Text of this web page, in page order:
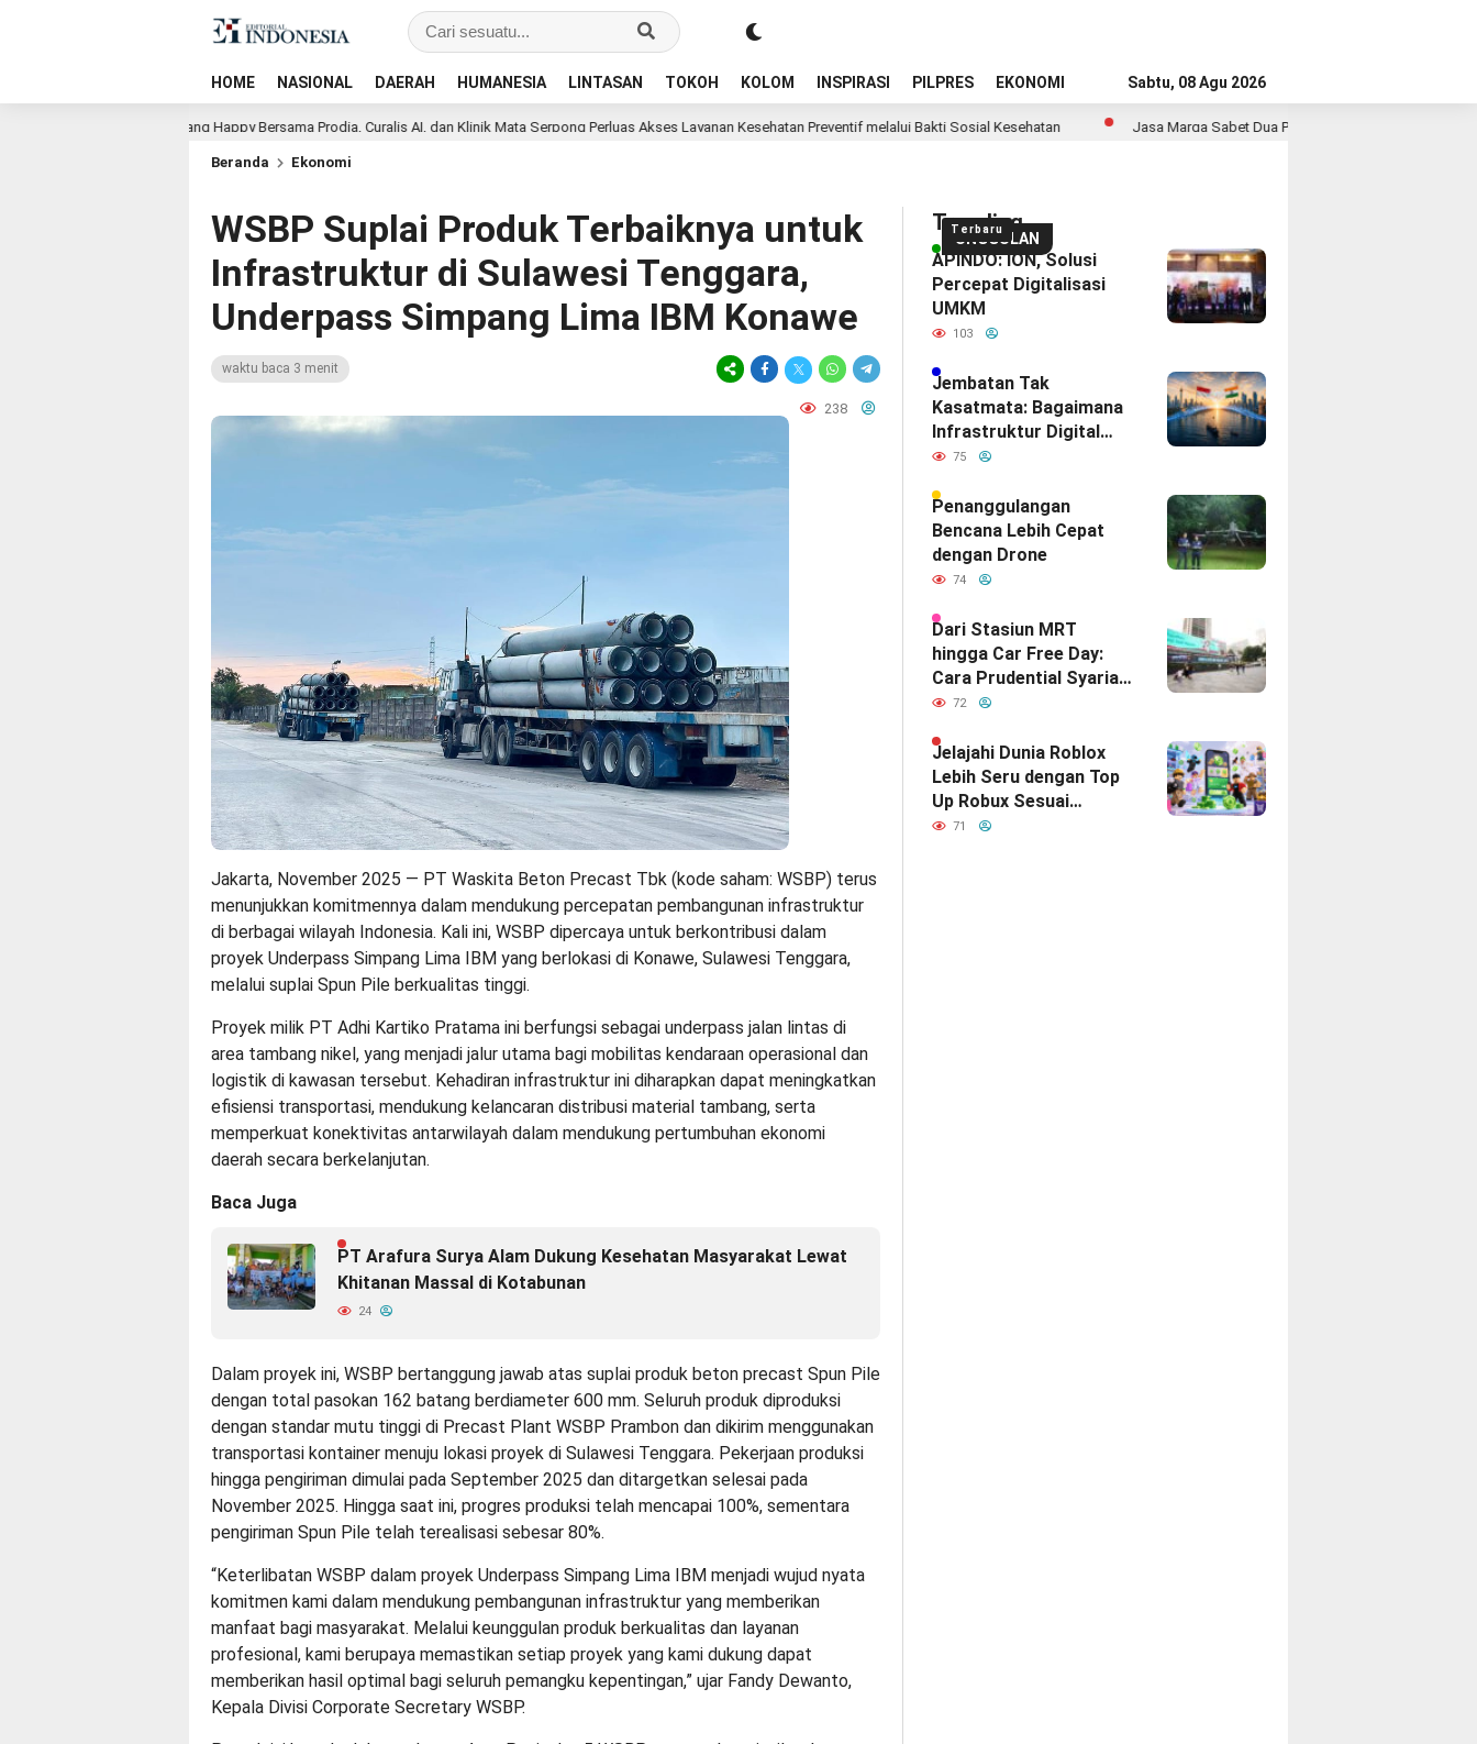
HOME NASIONAL DAERAH HUMANESIA LINTASAN TOKOH KOLOM INSPIRASI PILPRES EKONOMI Sabtu, 08 Agu 2026
Club Tangerang Happy Bersama Prodia, Curalis AI, dan Klinik Mata Serpong Perluas Akses Layanan Kesehatan Preventif melalui Bakti Sosial Kesehatan Jasa Marga Sabet Dua Penghargaan PR di Indonesia Public Relations
Beranda Ekonomi
WSBP Suplai Produk Terbaiknya untuk
Infrastruktur di Sulawesi Tenggara,
Underpass Simpang Lima IBM Konawe
waktu baca 3 menit
238
Jakarta, November 2025 — PT Waskita Beton Precast Tbk (kode saham: WSBP) terus
menunjukkan komitmennya dalam mendukung percepatan pembangunan infrastruktur
di berbagai wilayah Indonesia. Kali ini, WSBP dipercaya untuk berkontribusi dalam
proyek Underpass Simpang Lima IBM yang berlokasi di Konawe, Sulawesi Tenggara,
melalui suplai Spun Pile berkualitas tinggi.
Proyek milik PT Adhi Kartiko Pratama ini berfungsi sebagai underpass jalan lintas di
area tambang nikel, yang menjadi jalur utama bagi mobilitas kendaraan operasional dan
logistik di kawasan tersebut. Kehadiran infrastruktur ini diharapkan dapat meningkatkan
efisiensi transportasi, mendukung kelancaran distribusi material tambang, serta
memperkuat konektivitas antarwilayah dalam mendukung pertumbuhan ekonomi
daerah secara berkelanjutan.
Baca Juga
PT Arafura Surya Alam Dukung Kesehatan Masyarakat Lewat
Khitanan Massal di Kotabunan
24
Dalam proyek ini, WSBP bertanggung jawab atas suplai produk beton precast Spun Pile
dengan total pasokan 162 batang berdiameter 600 mm. Seluruh produk diproduksi
dengan standar mutu tinggi di Precast Plant WSBP Prambon dan dikirim menggunakan
transportasi kontainer menuju lokasi proyek di Sulawesi Tenggara. Pekerjaan produksi
hingga pengiriman dimulai pada September 2025 dan ditargetkan selesai pada
November 2025. Hingga saat ini, progres produksi telah mencapai 100%, sementara
pengiriman Spun Pile telah terealisasi sebesar 80%.
“Keterlibatan WSBP dalam proyek Underpass Simpang Lima IBM menjadi wujud nyata
komitmen kami dalam mendukung pembangunan infrastruktur yang memberikan
manfaat bagi masyarakat. Melalui keunggulan produk berkualitas dan layanan
profesional, kami berupaya memastikan setiap proyek yang kami dukung dapat
memberikan hasil optimal bagi seluruh pemangku kepentingan,” ujar Fandy Dewanto,
Kepala Divisi Corporate Secretary WSBP.
UNGGULAN
Terbaru
Trending
APINDO: ION, Solusi
Percepat Digitalisasi
UMKM
103
Jembatan Tak
Kasatmata: Bagaimana
Infrastruktur Digital
Diam-Diam
Hubungan Indonesia–
India
75
Penanggulangan
Bencana Lebih Cepat
dengan Drone
74
Dari Stasiun MRT
hingga Car Free Day:
Cara Prudential Syariah
Merayakan yang Nomor
Indonesia
72
Jelajahi Dunia Roblox
Lebih Seru dengan Top
Up Robux Sesuai
Kebutuhan
71